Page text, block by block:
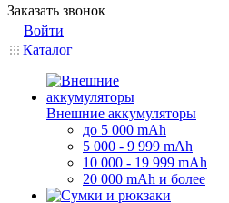
Заказать звонок
Войти
Каталог
Внешние аккумуляторы
до 5 000 mAh
5 000 - 9 999 mAh
10 000 - 19 999 mAh
20 000 mAh и более